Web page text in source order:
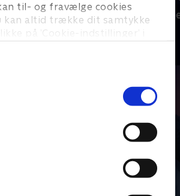
til- og fravælge cookies
kan altid trække dit samtykke
på ’Cookie-indstillinger’ i
Sport